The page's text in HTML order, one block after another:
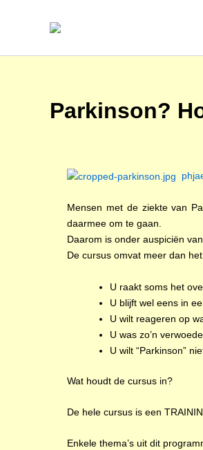
inhoud
Parkinson?
Mensen met de ziekte van
daarmee om te gaan.
Daarom is onder auspiciën
De cursus omvat meer dan
U raakt soms het
U blijft wel eens in
U wilt reageren op
U was zo’n
U wilt “Parkinson”
Wat houdt de cursus in?
De hele cursus is een
Enkele thema’s uit dit